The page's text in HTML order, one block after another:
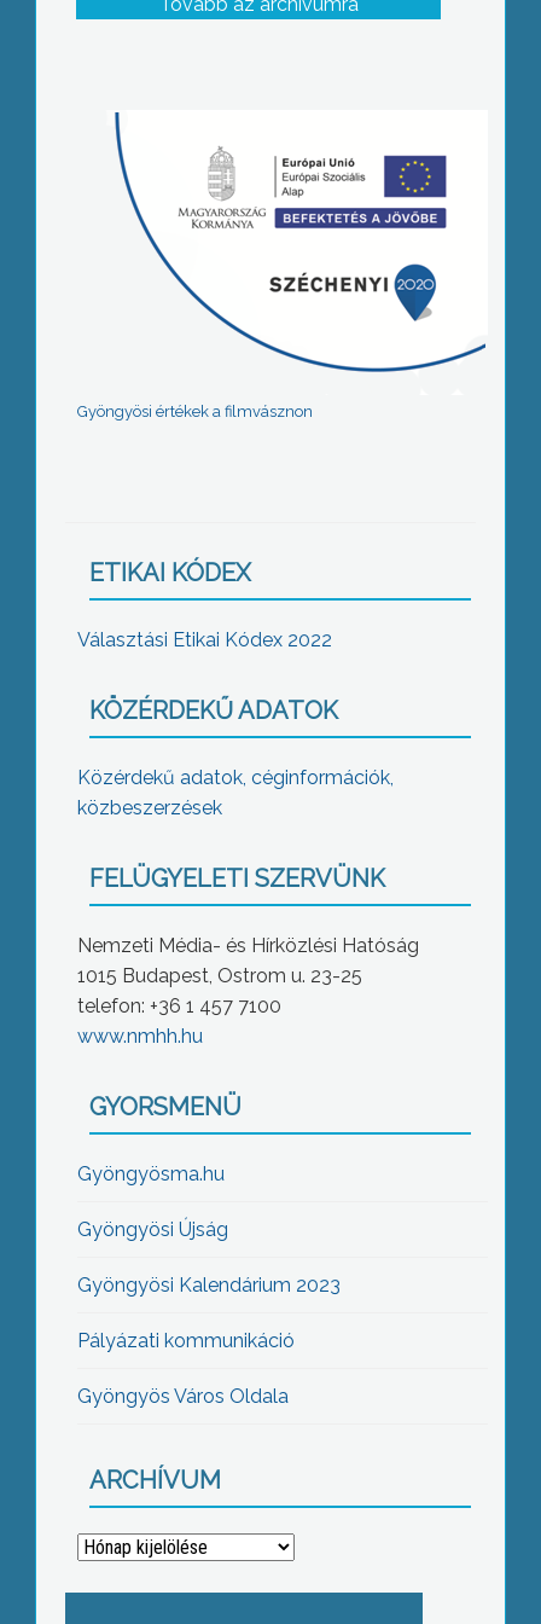
Gyöngyösi értékek a filmvásznon
ETIKAI KÓDEX
Választási Etikai Kódex 2022
KÖZÉRDEKŰ ADATOK
Közérdekű adatok, céginformációk,
közbeszerzések
FELÜGYELETI SZERVÜNK
Nemzeti Média- és Hírközlési Hatóság
1015 Budapest, Ostrom u. 23-25
telefon: +36 1 457 7100
www.nmhh.hu
GYORSMENÜ
Gyöngyösma.hu
Gyöngyösi Újság
Gyöngyösi Kalendárium 2023
Pályázati kommunikáció
Gyöngyös Város Oldala
ARCHÍVUM
Archívum